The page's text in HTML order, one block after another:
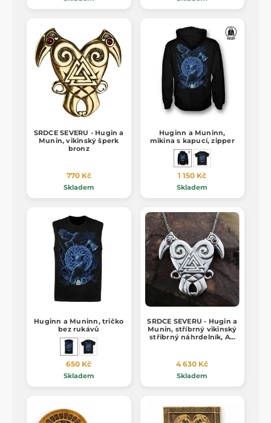
SRDCE SEVERU - Hugin a
Munin, vikinský šperk
bronz
770 Kč
Skladem
Huginn a Muninn,
mikina s kapucí, zipper
1 150 Kč
Skladem
Huginn a Muninn, tričko
bez rukávů
650 Kč
Skladem
SRDCE SEVERU - Hugin a
Munin, stříbrný vikinský
stříbrný náhrdelník, Ag
4 630 Kč
Skladem